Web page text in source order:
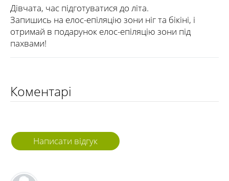
Дівчата, час підготуватися до літа.
Запишись на елос-епіляцію зони ніг та бікіні, і
отримай в подарунок елос-епіляцію зони під
пахвами!
Коментарі
Написати відгук